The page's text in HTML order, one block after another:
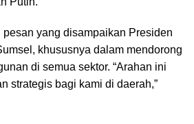
yang disampaikan Presiden
khususnya dalam mendorong
di semua sektor. “Arahan ini
strategis bagi kami di daerah,”